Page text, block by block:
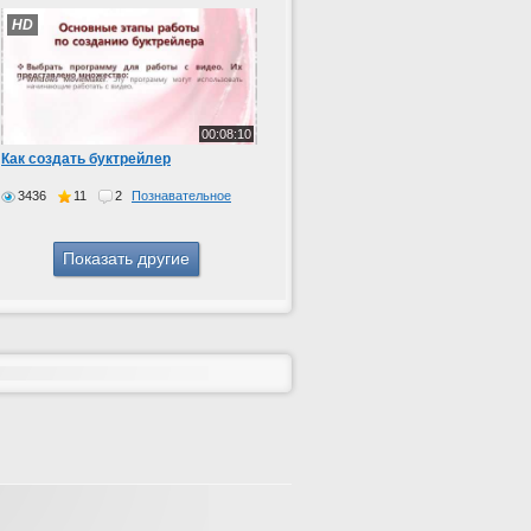
00:08:10
HD
Как создать буктрейлер
3436 11 2 Познавательное